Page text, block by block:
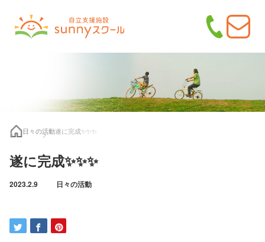
日々の活動遂に完成✨✨✨
遂に完成✨✨✨
2023.2.9 日々の活動